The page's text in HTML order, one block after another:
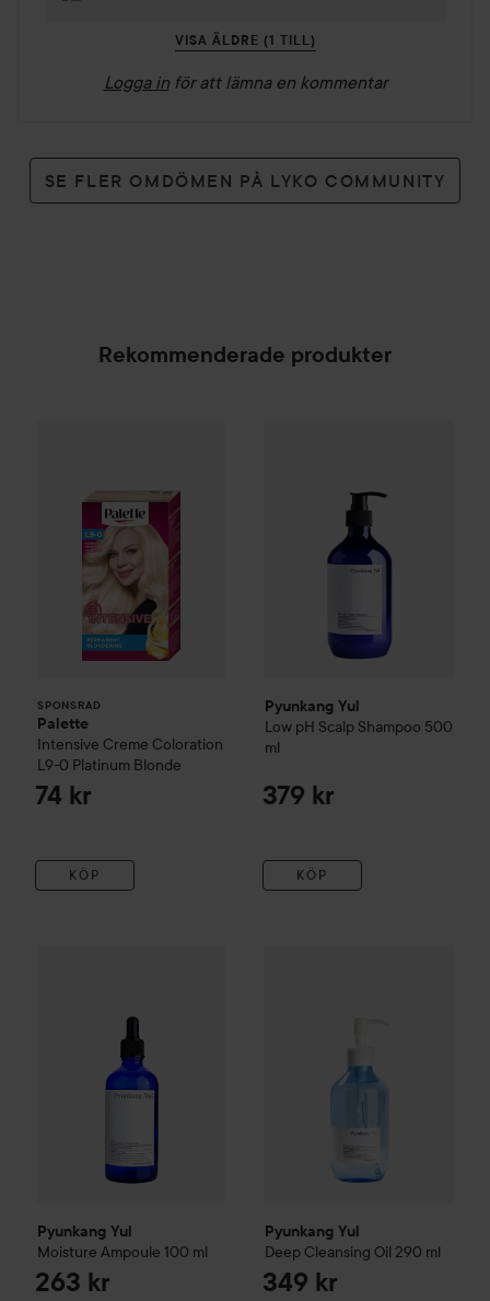
VISA ÄLDRE (1 TILL)
Logga in för att lämna en kommentar
SE FLER OMDÖMEN PÅ LYKO COMMUNITY
Rekommenderade produkter
SPONSRAD
Palette
Intensive Creme Coloration
L9-0 Platinum Blonde
74 kr
KÖP
Pyunkang Yul
Low pH Scalp Shampoo 500
ml
379 kr
KÖP
Pyunkang Yul
Moisture Ampoule 100 ml
263 kr
Pyunkang Yul
Deep Cleansing Oil 290 ml
349 kr